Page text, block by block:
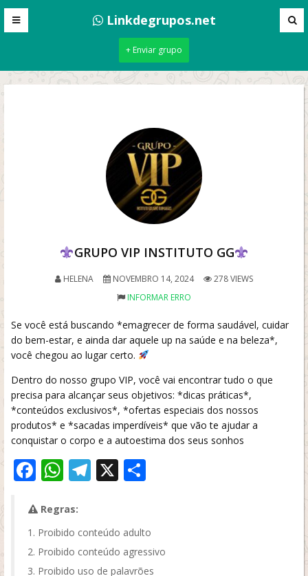
Linkdegrupos.net
+ Enviar grupo
GRUPO VIP INSTITUTO GG
HELENA NOVEMBRO 14, 2024
278 VIEWS
INFORMAR ERRO
Se você está buscando *emagrecer de forma saudável, cuidar
do bem-estar, e ainda dar aquele up na saúde e na beleza*,
você chegou ao lugar certo.
Dentro do nosso grupo VIP, você vai encontrar tudo o que
precisa para alcançar seus objetivos: *dicas práticas*,
*conteúdos exclusivos*, *ofertas especiais dos nossos
produtos* e *sacadas imperdíveis* que vão te ajudar a
conquistar o corpo e a autoestima dos seus sonhos
Facebook
WhatsApp
Telegram
X
Regras:
Proibido conteúdo adulto
Proibido conteúdo agressivo
Proibido uso de palavrões